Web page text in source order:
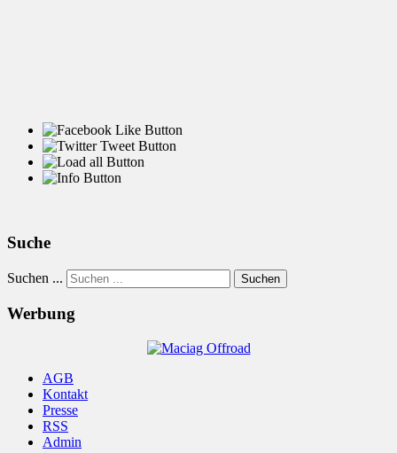
Suche
Suchen ... Suchen
Werbung
AGB
Kontakt
Presse
RSS
Admin